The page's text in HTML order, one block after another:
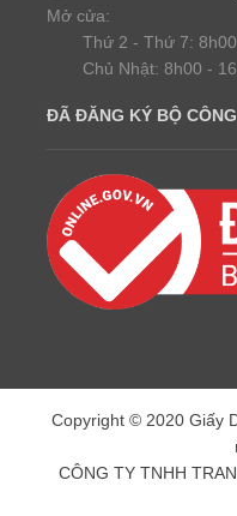
Mở cửa:
Thứ 2 - Thứ 7:
Chủ Nhật: 8h00 -
ĐÃ ĐĂNG KÝ BỘ
Copyright © 2020 Giấy
CÔNG TY TNHH